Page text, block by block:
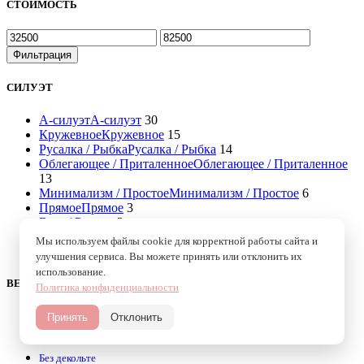
СТОИМОСТЬ
Минимальная
цена
Максимальная
цена
Фильтрация
СИЛУЭТ
А-силуэтА-силуэт 30
КружевноеКружевное 15
Русалка / РыбкаРусалка / Рыбка 14
Облегающее / ПриталенноеОблегающее / Приталенное
13
Минимализм / ПростоеМинимализм / Простое 6
ПрямоеПрямое 3
Бохо / Рустик
2
ГодеГоде 12
Венчальное
Венчальное 26
ВЕРХ ПЛАТЬЯ
Вырез «лодочкой»
Без декольте
Мы используем файлы cookie для корректной работы сайта и
улучшения сервиса. Вы можете принять или отклонить их
использование.
Политика конфиденциальности
Принять Отклонить